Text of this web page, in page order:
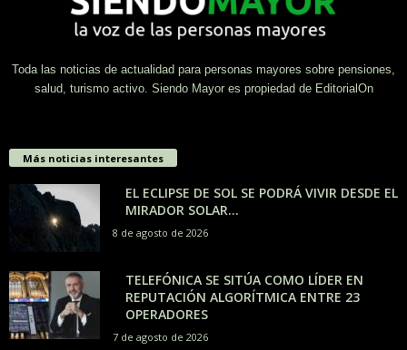
Toda las noticias de actualidad para personas mayores sobre pensiones,
salud, turismo activo. Siendo Mayor es propiedad de EditorialOn
Más noticias interesantes
EL ECLIPSE DE SOL SE PODRÁ VIVIR DESDE EL
MIRADOR SOLAR...
8 de agosto de 2026
TELEFÓNICA SE SITÚA COMO LÍDER EN
REPUTACIÓN ALGORÍTMICA ENTRE 23
OPERADORES
7 de agosto de 2026